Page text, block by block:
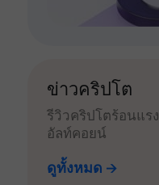
ข่าวคริปโต
รีวิวคริปโตร้อนแร
อัลท์คอยน์
ดูทั้งหมด